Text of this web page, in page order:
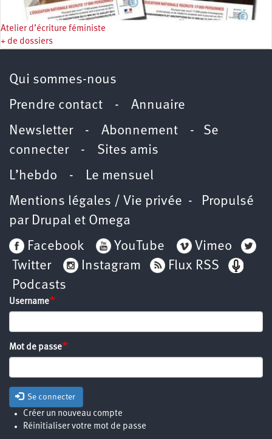
Atelier d’écriture féministe
+ de dossiers
Qui sommes-nous
Prendre contact - Annuaire
Newsletter - Abonnement - Se
connecter- Sites amis
L’hebdo - Le mensuel
Mentions légales / Vie privée - Propulsé
par Drupal et Omega
Facebook
YouTube
Vimeo
Twitter
Instagram
Flux RSS
Podcasts
Username
Mot de passe
Se connecter
Créer un nouveau compte
Réinitialiser votre mot de passe